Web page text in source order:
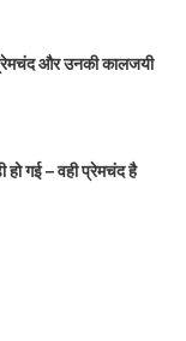
और उनकी कालजयी
गई – वही प्रेमचंद है